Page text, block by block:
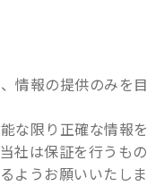
情報の提供のみを
な限り正確な情報
社は保証を行うも
ようお願いいたしま